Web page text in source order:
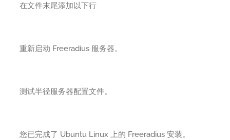
在文件末尾添加以下行
重新启动 Freeradius 服务器。
测试半径服务器配置文件。
您已完成了 Ubuntu Linux 上的 Freeradius 安装。